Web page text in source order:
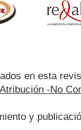
en esta
-No
y